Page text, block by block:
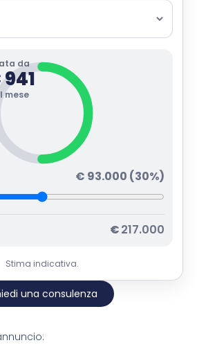
da
941
mese
€ 93.000 (30%)
€217.000
Stima indicativa.
una consulenza